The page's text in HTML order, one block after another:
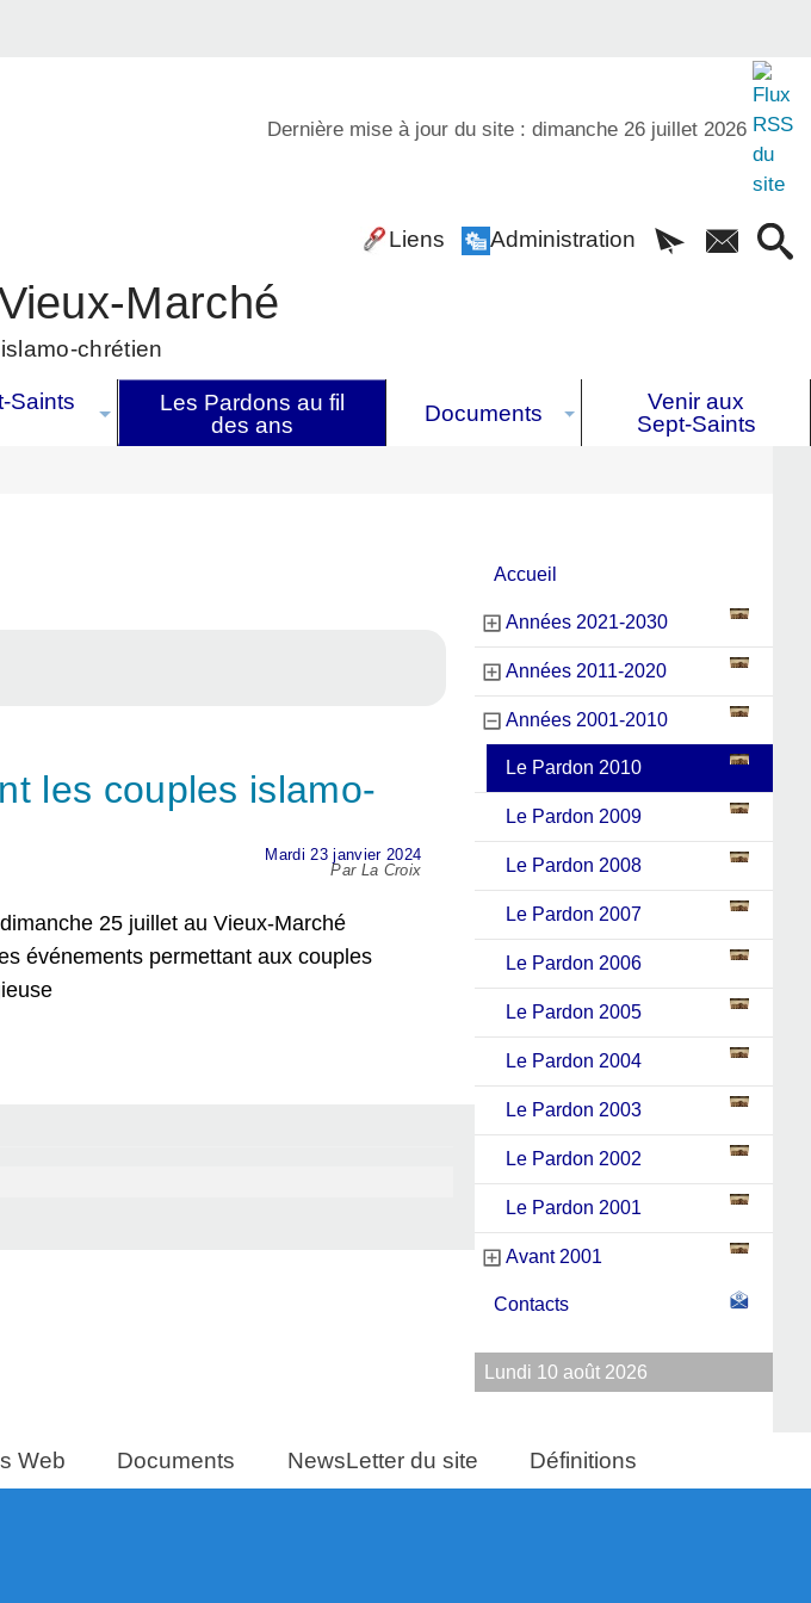
Dernière mise à jour du site : dimanche 26 juillet 2026
Liens Administration
Marché
chrétien
Saints
Les Pardons au fil
des ans
Documents
Venir aux
Sept-Saints
les couples islamo-
Mardi 23 janvier 2024
Par La Croix
25 juillet au Vieux-Marché
événements permettant aux couples
Accueil
Années 2021-2030
Années 2011-2020
Années 2001-2010
Le Pardon 2010
Le Pardon 2009
Le Pardon 2008
Le Pardon 2007
Le Pardon 2006
Le Pardon 2005
Le Pardon 2004
Le Pardon 2003
Le Pardon 2002
Le Pardon 2001
Avant 2001
Contacts
Lundi 10 août 2026
Web Documents NewsLetter du site Définitions